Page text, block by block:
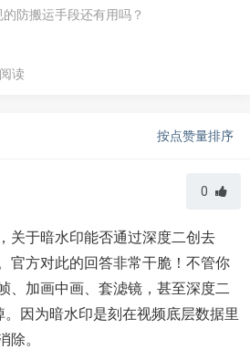
防搬运手段还有用吗？
读
按点赞量排序
0
关于暗水印能否通过深度二创去
官方对此的回答非常干脆！不管你
、加画中画、套滤镜，甚至深度二
因为暗水印是刻在视频底层数据里
除。